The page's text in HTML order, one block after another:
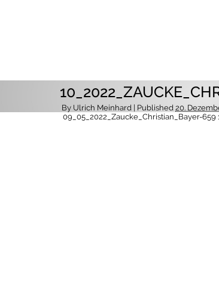
By Ulrich Meinhard | Published 20.
09_05_2022_Zaucke_Christian_Bayer-659